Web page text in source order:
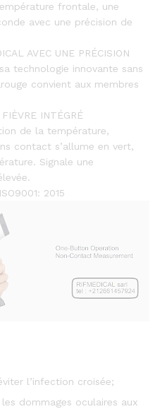
frontale, une
avec une précision de
AVEC UNE PRÉCISION
technologie innovante sans
convient aux membres
INTÉGRÉ
de la température,
contact s’allume en vert,
Signale une
2015
l’infection croisée;
dommages oculaires aux